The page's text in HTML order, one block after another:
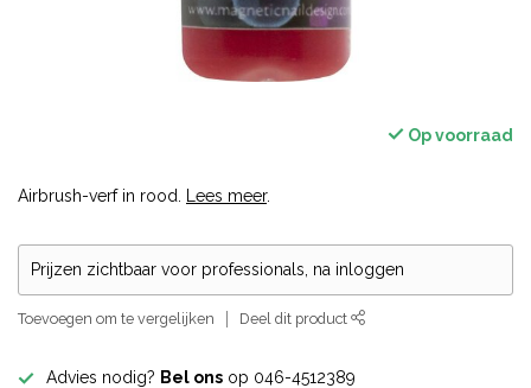
Op voorraad
Airbrush-verf in rood. Lees meer.
Prijzen zichtbaar voor professionals, na inloggen
Toevoegen om te vergelijken Deel dit product
Advies nodig? Bel ons op 046-4512389